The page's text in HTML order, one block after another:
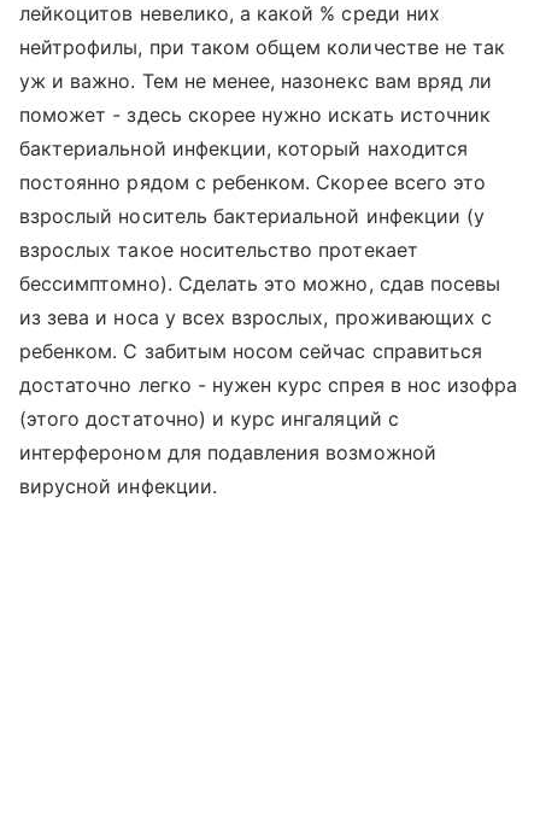
лейкоцитов невелико, а какой % среди них
нейтрофилы, при таком общем количестве не так
уж и важно. Тем не менее, назонекс вам вряд ли
поможет - здесь скорее нужно искать источник
бактериальной инфекции, который находится
постоянно рядом с ребенком. Скорее всего это
взрослый носитель бактериальной инфекции (у
взрослых такое носительство протекает
бессимптомно). Сделать это можно, сдав посевы
из зева и носа у всех взрослых, проживающих с
ребенком. С забитым носом сейчас справиться
достаточно легко - нужен курс спрея в нос изофра
(этого достаточно) и курс ингаляций с
интерфероном для подавления возможной
вирусной инфекции.